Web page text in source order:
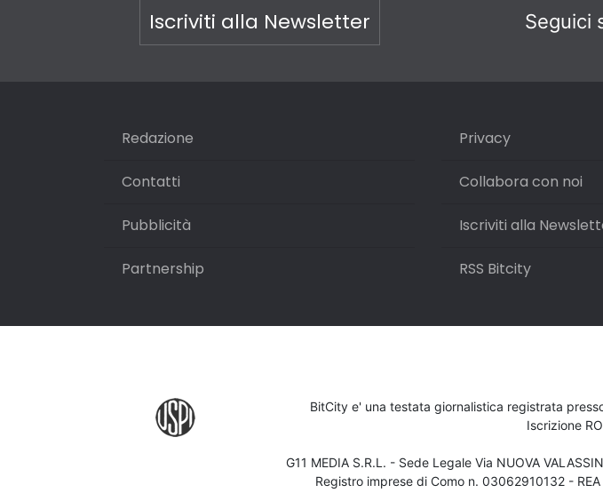
Iscriviti alla Newsletter Seguici
Redazione
Contatti
Pubblicità
Partnership
Privacy
Collabora con noi
Iscriviti alla
RSS Bitcity
BitCity e' una testata giornalistica registrata
Iscrizione
G11 MEDIA S.R.L. - Sede Legale Via NUOVA
Registro imprese di Como n. 03062910132 -